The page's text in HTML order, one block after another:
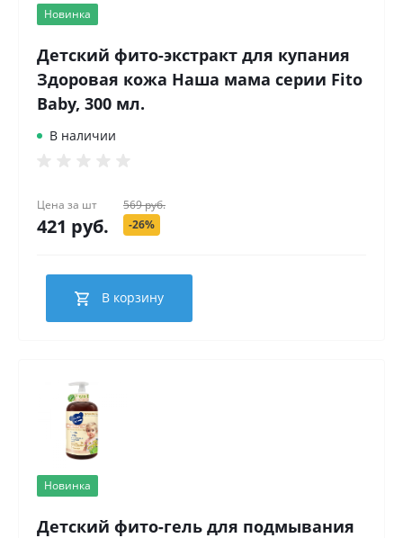
Новинка
Детский фито-экстракт для купания
Здоровая кожа Наша мама серии Fito
Baby, 300 мл.
В наличии
Цена за шт
421 руб.
569 руб.
-26%
В корзину
Новинка
Детский фито-гель для подмывания